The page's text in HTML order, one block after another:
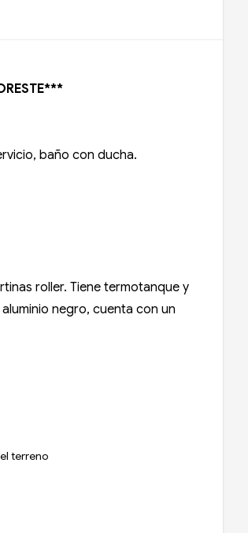
baño con ducha.
roller. Tiene termotanque y
negro, cuenta con un
terreno